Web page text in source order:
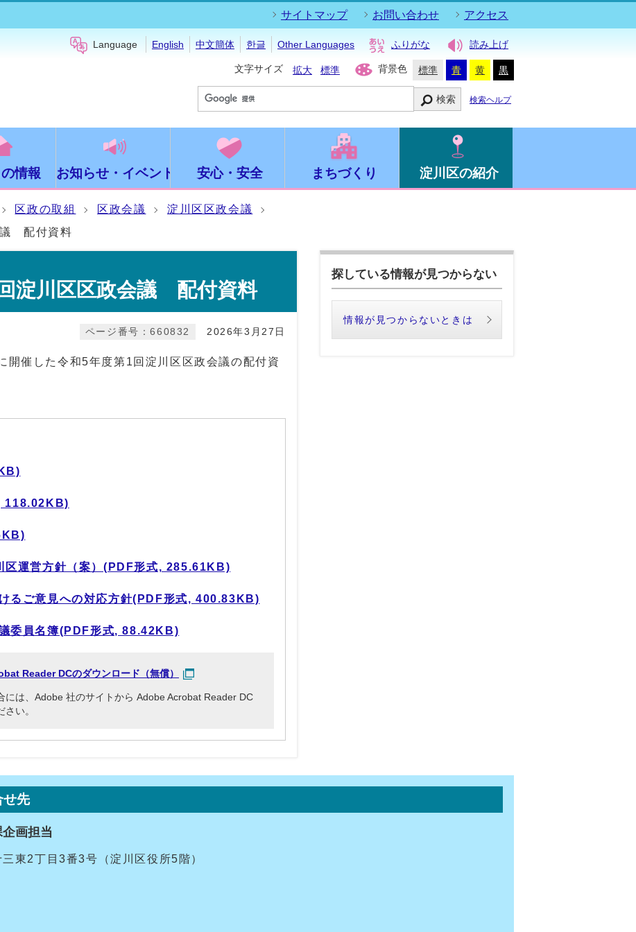
サイトマップ お問い合わせ アクセス
Language English 中文簡体 한글 Other Languages ふりがな 読み上げ
文字サイズ 拡大 標準 背景色 標準 青 黄 黒
検索 検索ヘルプ
情報 お知らせ・イベント 安心・安全 まちづくり 淀川区の紹介
区政の取組 区政会議
淀川区区政会議
配付資料
淀川区区政会議 配付資料
2026年3月27日
ページ番号：660832
開催した令和5年度第1回淀川区区政会議の配付資
118.02KB)
区運営方針（案）(PDF形式, 285.61KB)
るご意見への対応方針(PDF形式, 400.83KB)
議委員名簿(PDF形式, 88.42KB)
Reader DCのダウンロード（無償）
には、Adobe 社のサイトから Adobe Acrobat Reader DC
い。
探している情報が見つからない
情報が見つからないときは
せ先
画担当
東2丁目3番3号（淀川区役所5階）